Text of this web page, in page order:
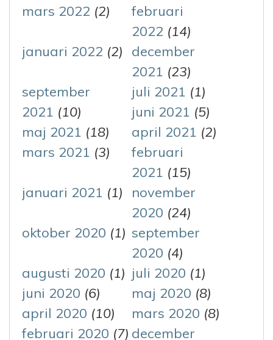
mars 2022 (2)
februari
2022 (14)
januari 2022 (2)
december
2021 (23)
september
2021 (10)
juli 2021 (1)
juni 2021 (5)
maj 2021 (18) april 2021 (2)
mars 2021 (3)
februari
2021 (15)
januari 2021 (1)
november
2020 (24)
oktober 2020 (1) september
2020 (4)
augusti 2020 (1) juli 2020 (1)
juni 2020 (6) maj 2020 (8)
april 2020 (10) mars 2020 (8)
februari 2020 (7) december